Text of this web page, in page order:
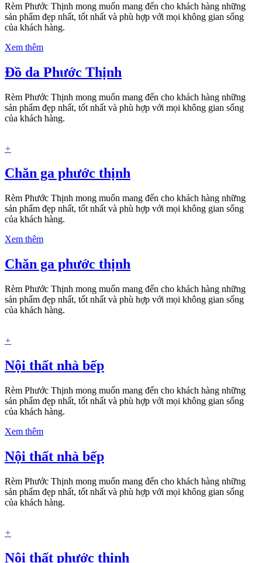
Rèm Phước Thịnh mong muốn mang đến cho khách hàng những
sản phẩm đẹp nhất, tốt nhất và phù hợp với mọi không gian sống
của khách hàng.
Xem thêm
Đồ da Phước Thịnh
Rèm Phước Thịnh mong muốn mang đến cho khách hàng những
sản phẩm đẹp nhất, tốt nhất và phù hợp với mọi không gian sống
của khách hàng.
+
Chăn ga phước thịnh
Rèm Phước Thịnh mong muốn mang đến cho khách hàng những
sản phẩm đẹp nhất, tốt nhất và phù hợp với mọi không gian sống
của khách hàng.
Xem thêm
Chăn ga phước thịnh
Rèm Phước Thịnh mong muốn mang đến cho khách hàng những
sản phẩm đẹp nhất, tốt nhất và phù hợp với mọi không gian sống
của khách hàng.
+
Nội thất nhà bếp
Rèm Phước Thịnh mong muốn mang đến cho khách hàng những
sản phẩm đẹp nhất, tốt nhất và phù hợp với mọi không gian sống
của khách hàng.
Xem thêm
Nội thất nhà bếp
Rèm Phước Thịnh mong muốn mang đến cho khách hàng những
sản phẩm đẹp nhất, tốt nhất và phù hợp với mọi không gian sống
của khách hàng.
+
Nội thất phước thịnh